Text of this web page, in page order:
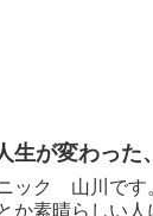
が変わった
ニック 山川で
か素晴らしい